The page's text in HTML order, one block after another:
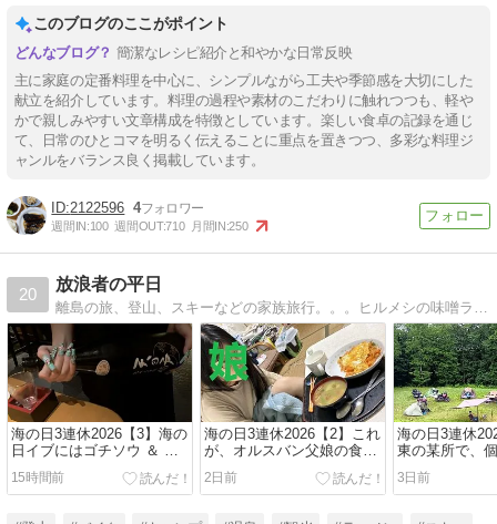
このブログのここがポイント
簡潔なレシピ紹介と和やかな日常反映
主に家庭の定番料理を中心に、シンプルながら工夫や季節感を大切にした
献立を紹介しています。料理の過程や素材のこだわりに触れつつも、軽や
かで親しみやすい文章構成を特徴としています。楽しい食卓の記録を通じ
て、日常のひとコマを明るく伝えることに重点を置きつつ、多彩な料理ジ
ャンルをバランス良く掲載しています。
2122596 4
週間IN:100 週間OUT:710 月間IN:250
20
放浪者の平日
離島の旅、登山、スキーなどの家族旅行。。。ヒルメシの味噌ラーメンやカレーなど。。トォチャンと家族の日常を綴ったブログです。
海の日3連休2026【3】海の
日イブにはゴチソウ ＆ ン
マい酒！！（旨い酒旬の肴
きよみ・江戸川区江戸川）
15時間前
海の日3連休2026【2】これ
が、オルスバン父娘の食生
活。。チキンライスの呪い
には終止符を。。。
2日前
海の日3連休
東の某所で、
プ。。。無敵
参上！
3日前